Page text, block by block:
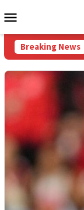
ke
Mobile
Breaking News
Motor